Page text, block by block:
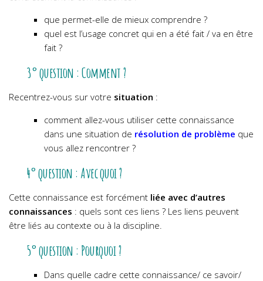
que permet-elle de mieux comprendre ?
quel est l’usage concret qui en a été fait / va en être
fait ?
3° question : Comment ?
Recentrez-vous sur votre situation :
comment allez-vous utiliser cette connaissance
dans une situation de résolution de problème que
vous allez rencontrer ?
4° question : Avec quoi ?
Cette connaissance est forcément liée avec d’autres
connaissances : quels sont ces liens ? Les liens peuvent
être liés au contexte ou à la discipline.
5° question : Pourquoi ?
Dans quelle cadre cette connaissance/ ce savoir/